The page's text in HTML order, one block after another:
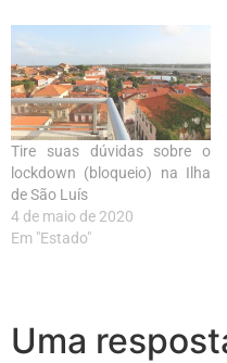
Tire suas dúvidas sobre o
lockdown (bloqueio) na Ilha
de São Luís
4 de maio de 2020
Em "Estado"
Uma